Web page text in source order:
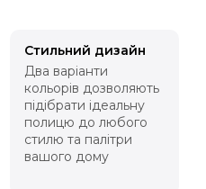
Стильний дизайн
Два варіанти
кольорів дозволяють
підібрати ідеальну
полицю до любого
стилю та палітри
вашого дому